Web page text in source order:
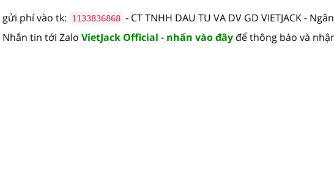
gửi phí vào tk: 1133836868 - CT TNHH DAU TU VA DV GD VIETJACK -
Nhắn tin tới Zalo VietJack Official - nhấn vào đây để thông báo và